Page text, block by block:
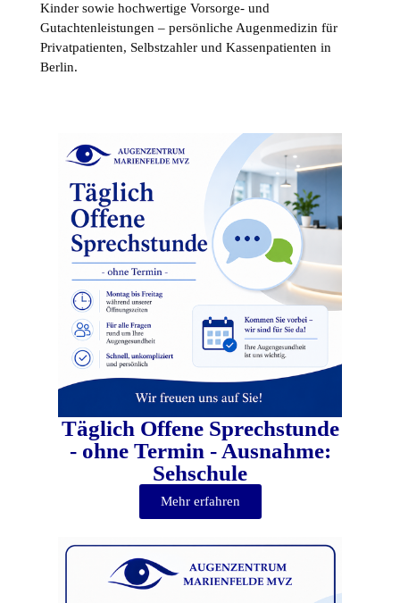
Kinder sowie hochwertige Vorsorge- und
Gutachtenleistungen – persönliche Augenmedizin für
Privatpatienten, Selbstzahler und Kassenpatienten in
Berlin.
Täglich Offene Sprechstunde
- ohne Termin - Ausnahme:
Sehschule
Mehr erfahren